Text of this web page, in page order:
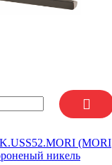
K.USS52.MORI (MORI
никель